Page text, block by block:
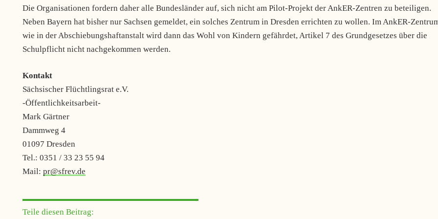
Die Organisationen fordern daher alle Bundesländer auf, sich nicht am Pilot-Projekt der AnkER-Zentren zu beteiligen.
Neben Bayern hat bisher nur Sachsen gemeldet, ein solches Zentrum in Dresden errichten zu wollen. Im AnkER-
wie in der Abschiebungshaftanstalt wird dann das Wohl von Kindern gefährdet, Artikel 7 des Grundgesetzes über die
Schulpflicht nicht nachgekommen werden.
Kontakt
Sächsischer Flüchtlingsrat e.V.
-Öffentlichkeitsarbeit-
Mark Gärtner
Dammweg 4
01097 Dresden
Tel.: 0351 / 33 23 55 94
Mail: pr@sfrev.de
Teile diesen Beitrag: